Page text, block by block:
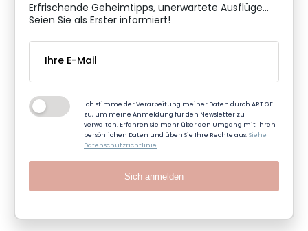
Erfrischende Geheimtipps, unerwartete Ausflüge...
Seien Sie als Erster informiert!
Ich stimme der Verarbeitung meiner Daten durch ART GE
zu, um meine Anmeldung für den Newsletter zu
verwalten. Erfahren Sie mehr über den Umgang mit Ihren
persönlichen Daten und üben Sie Ihre Rechte aus:Siehe
Datenschutzrichtlinie.
Sich anmelden